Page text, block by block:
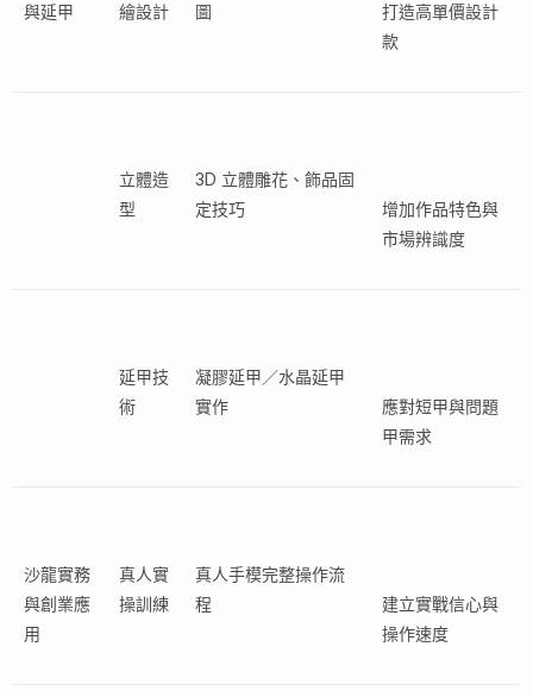
與延甲
繪設計
圖
打造高單價設計
款
立體造
型
3D 立體雕花、飾品固
定技巧
增加作品特色與
市場辨識度
延甲技
術
凝膠延甲／水晶延甲
實作
應對短甲與問題
甲需求
沙龍實務
與創業應
用
真人實
操訓練
真人手模完整操作流
程
建立實戰信心與
操作速度